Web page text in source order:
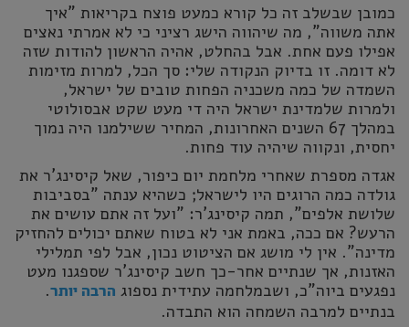
כמובן שבשלב זה כל קורא כמעט פוצח בקריאות "איך
אתה משווה", מה שיהווה הישג רציני כי לא אמרתי נאצים
אפילו פעם אחת. אבל בהחלט, אהיה הראשון להודות שזה
לא דומה. זו בדיוק הנקודה שלי: סך הכל, למרות מזימות
השמדה של כמה משכניה הפחות טובים של ישראל,
ולמרות שלמדינת ישראל היה די מעט שקט אבסולוטי
במהלך 67 השנים האחרונות, המחיר ששילמנו היה נמוך
יחסית, ונקווה שיהיה עוד פחות.
אגדה מספרת שאחרי מלחמת יום כיפור, שאל קיסינג'ר את
גולדה כמה הרוגים היו לישראל; כשהיא ענתה "בסביבות
שלושת אלפים", תמה קיסינג'ר: "ועל זה אתם עושים את
הרעש? אם ככה, באמת אני לא בטוח שאתם יכולים להחזיק
מדינה". אין לי מושג אם הציטוט נכון, אבל לפי תמלילי
האזנות, אך שנתיים אחר-כך חשב קיסינג'ר שספגנו מעט
נפגעים ביוה"כ, ושבמלחמה עתידית נספוג הרבה יותר.
בנתיים למרבה השמחה הוא התבדה.